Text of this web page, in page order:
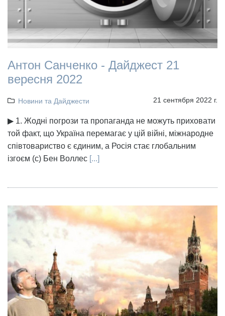
Антон Санченко - Дайджест 21
вересня 2022
Новини та Дайджести 21 сентября 2022 г.
▶ 1. Жодні погрози та пропаганда не можуть приховати
той факт, що Україна перемагає у цій війні, міжнародне
співтовариство є єдиним, а Росія стає глобальним
ізгоєм (с) Бен Воллес [...]